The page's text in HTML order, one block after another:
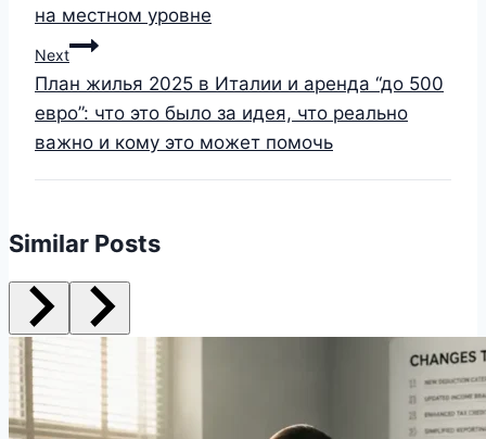
на местном уровне
Next
План жилья 2025 в Италии и аренда “до 500
евро”: что это было за идея, что реально
важно и кому это может помочь
Similar Posts